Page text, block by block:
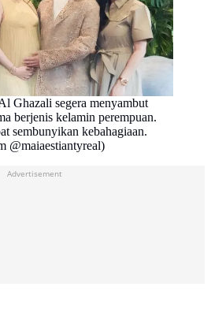
Ghazali segera menyambut
berjenis kelamin perempuan.
sembunyikan kebahagiaan.
@maiaestiantyreal)
Advertisement